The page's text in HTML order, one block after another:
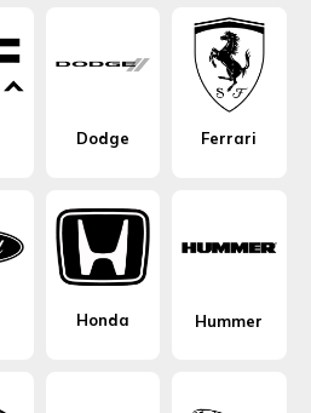
Dodge Ferrari
Honda Hummer